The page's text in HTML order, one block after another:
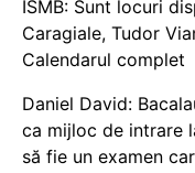
ISMB: Sunt locuri
Caragiale, Tudor
Calendarul complet
Daniel David:
ca mijloc de intrare
să fie un examen